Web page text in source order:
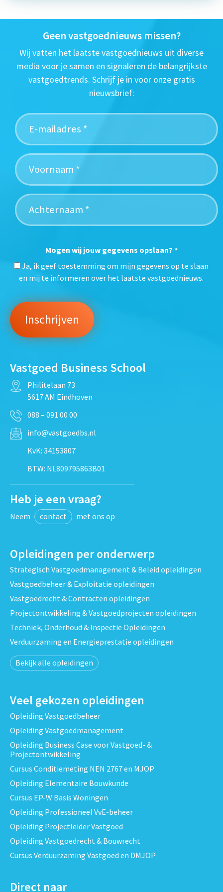
Geen vastgoednieuws missen?
Wij vatten het laatste vastgoednieuws uit diverse
media voor je samen en signaleren de belangrijkste
vastgoedtrends. Schrijf je in voor onze gratis
nieuwsbrief:
Mogen wij jouw gegevens opslaan? *
Ja, ik geef toestemming om mijn gegevens op te slaan
en mij te informeren over het laatste vastgoednieuws.
Vastgoed Business School
Philitelaan 73
5617 AM Eindhoven
088 – 091 00 00
info@vastgoedbs.nl
KvK: 34153807
BTW: NL809795863B01
Heb je een vraag?
Neem contact met ons op
Opleidingen per onderwerp
Strategisch Vastgoedmanagement & Beleid opleidingen
Vastgoedbeheer & Exploitatie opleidingen
Vastgoedrecht & Contracten opleidingen
Projectontwikkeling & Vastgoedprojecten opleidingen
Techniek, Onderhoud & Inspectie Opleidingen
Verduurzaming en Energieprestatie opleidingen
Bekijk alle opleidingen
Veel gekozen opleidingen
Opleiding Vastgoedbeheer
Opleiding Vastgoedmanagement
Opleiding Business Case voor Vastgoed- &
Projectontwikkeling
Cursus Conditiemeting NEN 2767 en MJOP
Opleiding Elementaire Bouwkunde
Cursus EP-W Basis Woningen
Opleiding Professioneel VvE-beheer
Opleiding Projectleider Vastgoed
Opleiding Vastgoedrecht & Bouwrecht
Cursus Verduurzaming Vastgoed en DMJOP
Direct naar